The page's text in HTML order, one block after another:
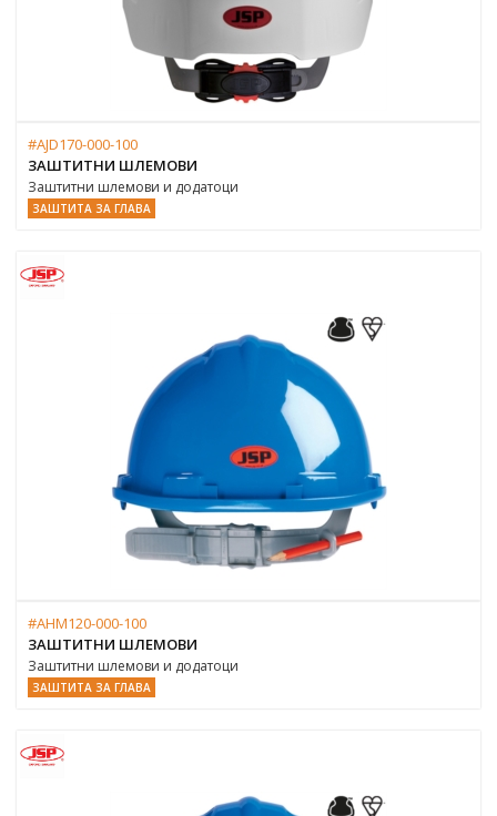
#AJD170-000-100
ЗАШТИТНИ ШЛЕМОВИ
Заштитни шлемови и додатоци
ЗАШТИТА ЗА ГЛАВА
#AHM120-000-100
ЗАШТИТНИ ШЛЕМОВИ
Заштитни шлемови и додатоци
ЗАШТИТА ЗА ГЛАВА